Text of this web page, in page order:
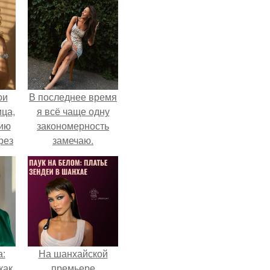
В последнее время
я всё чаще одну
закономерность
замечаю.
На шанхайской